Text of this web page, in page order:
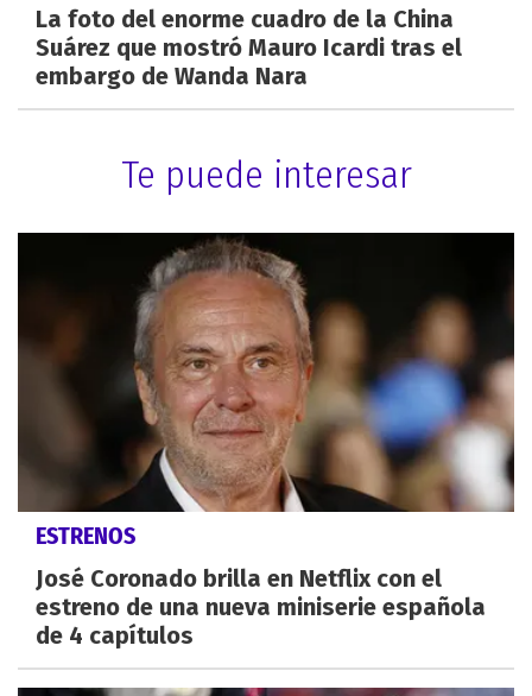
La foto del enorme cuadro de la China
Suárez que mostró Mauro Icardi tras el
embargo de Wanda Nara
Te puede interesar
ESTRENOS
José Coronado brilla en Netflix con el
estreno de una nueva miniserie española
de 4 capítulos